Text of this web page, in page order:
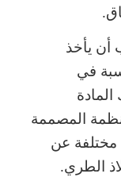
أن يأخذ
في
المصممة
مختلفة عن
الطري.